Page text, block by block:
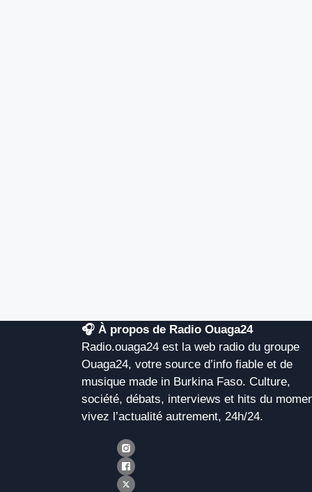
🎧 À propos de Radio Ouaga24
Radio.ouaga24 est la web radio du groupe
Ouaga24, votre source d’info fiable et de
musique made in Burkina Faso. Culture,
société, débats, interviews et hits du
vivez l’actualité autrement, 24h/24.